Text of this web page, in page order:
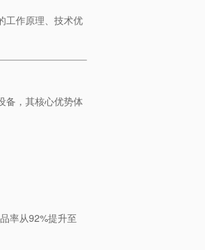
工作原理、技术优
备，其核心优势体
率从92%提升至